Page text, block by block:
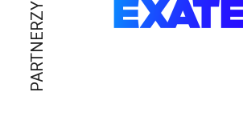
PARTNERZY